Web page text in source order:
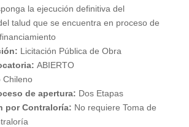
la ejecución definitiva del
talud que se encuentra en proceso de
Licitación Pública de Obra
ABIERTO
Chileno
de apertura: Dos Etapas
por Contraloría: No requiere Toma de